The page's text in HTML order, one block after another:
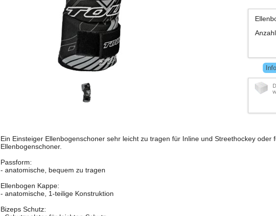
Anzahl
Ein Einsteiger Ellenbogenschoner sehr leicht zu tragen für Inline und Streethockey oder
Ellenbogenschoner.
Passform:
- anatomische, bequem zu tragen
Ellenbogen Kappe:
- anatomische, 1-teilige Konstruktion
Bizeps Schutz: